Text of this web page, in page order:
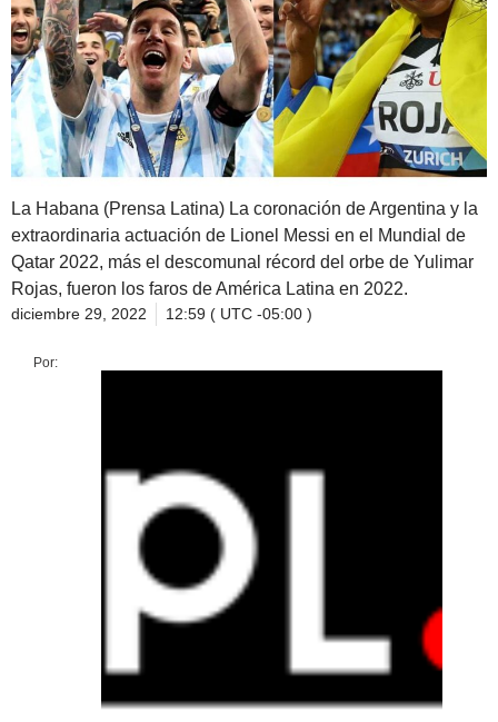
La Habana (Prensa Latina) La coronación de Argentina y la
extraordinaria actuación de Lionel Messi en el Mundial de
Qatar 2022, más el descomunal récord del orbe de Yulimar
Rojas, fueron los faros de América Latina en 2022.
diciembre 29, 2022 12:59 ( UTC -05:00 )
Por: